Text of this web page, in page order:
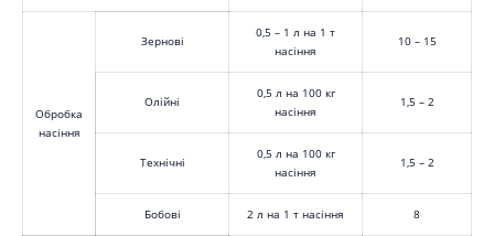
Обробка
насіння
Зернові
0,5 – 1 л на 1 т
насіння
10 – 15
Олійні
0,5 л на 100 кг
насіння
1,5 – 2
Технічні
0,5 л на 100 кг
насіння
1,5 – 2
Бобові 2 л на 1 т насіння 8